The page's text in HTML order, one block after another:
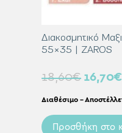
Διακοσμητικό
55×35 | ZAROS
18,60€ 16,70€
Διαθέσιμο –
Προσθήκη στο